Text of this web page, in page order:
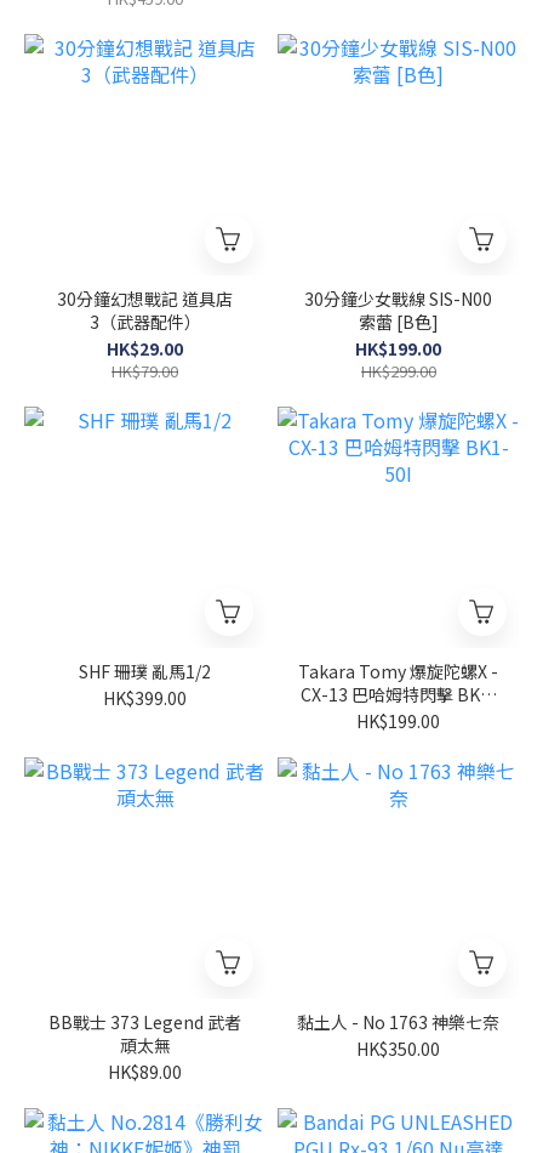
30分鐘幻想戰記 道具店
3（武器配件）
HK$29.00
HK$79.00
30分鐘少女戰線 SIS-N00
索蕾 [B色]
HK$199.00
HK$299.00
SHF 珊璞 亂馬1/2
HK$399.00
Takara Tomy 爆旋陀螺X -
CX-13 巴哈姆特閃擊 BK1-
50I
HK$199.00
BB戰士 373 Legend 武者
頑太無
HK$89.00
黏土人 - No 1763 神樂七奈
HK$350.00